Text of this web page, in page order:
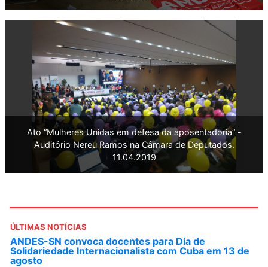
Ato “Mulheres Unidas em defesa da aposentadoria” -
Auditório Nereu Ramos na Câmara de Deputados.
11.04.2019
ÚLTIMAS NOTÍCIAS
ANDES-SN convoca docentes para Dia de
Solidariedade Internacionalista com Cuba em 13 de
agosto